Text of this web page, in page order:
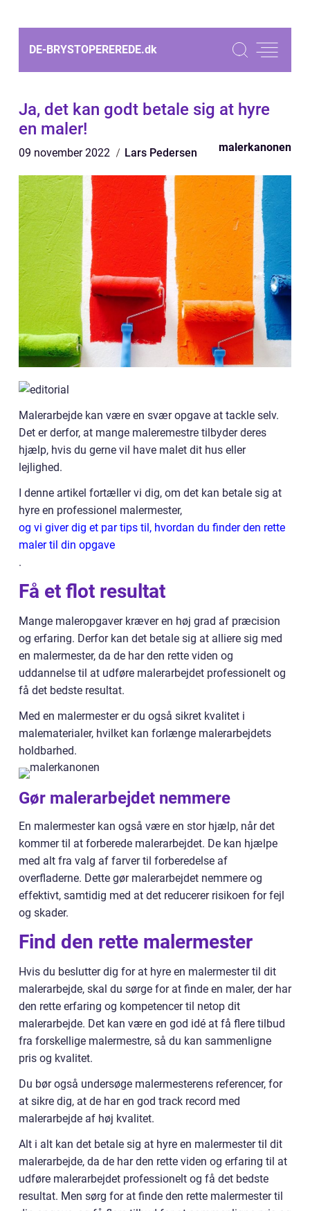
DE-BRYSTOPEREREDE.dk
Ja, det kan godt betale sig at hyre
en maler!
09 november 2022 Lars Pedersen malerkanonen
Malerarbejde kan være en svær opgave at tackle selv.
Det er derfor, at mange maleremestre tilbyder deres
hjælp, hvis du gerne vil have malet dit hus eller
lejlighed.
I denne artikel fortæller vi dig, om det kan betale sig at
hyre en professionel malermester,
og vi giver dig et par tips til, hvordan du finder den rette
maler til din opgave
.
Få et flot resultat
Mange maleropgaver kræver en høj grad af præcision
og erfaring. Derfor kan det betale sig at alliere sig med
en malermester, da de har den rette viden og
uddannelse til at udføre malerarbejdet professionelt og
få det bedste resultat.
Med en malermester er du også sikret kvalitet i
malematerialer, hvilket kan forlænge malerarbejdets
holdbarhed.
Gør malerarbejdet nemmere
En malermester kan også være en stor hjælp, når det
kommer til at forberede malerarbejdet. De kan hjælpe
med alt fra valg af farver til forberedelse af
overfladerne. Dette gør malerarbejdet nemmere og
effektivt, samtidig med at det reducerer risikoen for fejl
og skader.
Find den rette malermester
Hvis du beslutter dig for at hyre en malermester til dit
malerarbejde, skal du sørge for at finde en maler, der har
den rette erfaring og kompetencer til netop dit
malerarbejde. Det kan være en god idé at få flere tilbud
fra forskellige malermestre, så du kan sammenligne
pris og kvalitet.
Du bør også undersøge malermesterens referencer, for
at sikre dig, at de har en god track record med
malerarbejde af høj kvalitet.
Alt i alt kan det betale sig at hyre en malermester til dit
malerarbejde, da de har den rette viden og erfaring til at
udføre malerarbejdet professionelt og få det bedste
resultat. Men sørg for at finde den rette malermester til